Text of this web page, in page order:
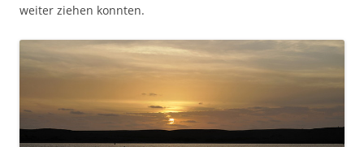
weiter ziehen konnten.